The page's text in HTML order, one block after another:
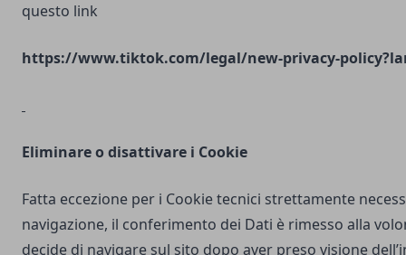
questo link
https://www.tiktok.com/legal/new-privacy-
Eliminare o disattivare i Cookie
Fatta eccezione per i Cookie tecnici strettamente
navigazione, il conferimento dei Dati è rimesso alla
decide di navigare sul sito dopo aver preso visione